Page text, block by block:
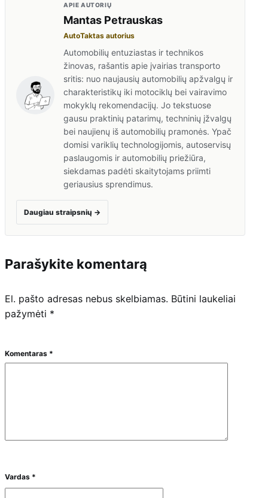
APIE AUTORIŲ
Mantas Petrauskas
AutoTaktas autorius
Automobilių entuziastas ir technikos
žinovas, rašantis apie įvairias transporto
sritis: nuo naujausių automobilių apžvalgų ir
charakteristikų iki motociklų bei vairavimo
mokyklų rekomendacijų. Jo tekstuose
gausu praktinių patarimų, techninių įžvalgų
bei naujienų iš automobilių pramonės. Ypač
domisi variklių technologijomis, autoservisų
paslaugomis ir automobilių priežiūra,
siekdamas padėti skaitytojams priimti
geriausius sprendimus.
Daugiau straipsnių →
Parašykite komentarą
El. pašto adresas nebus skelbiamas. Būtini laukeliai
pažymėti *
Komentaras *
Vardas *